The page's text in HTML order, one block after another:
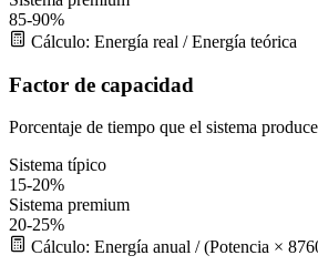
85-90%
Cálculo: Energía real / Energía teórica
Factor de capacidad
Porcentaje de tiempo que el sistema
Sistema típico
15-20%
Sistema premium
20-25%
Cálculo: Energía anual / (Potencia ×